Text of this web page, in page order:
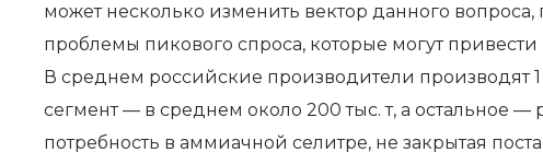
может несколько изменить вектор данного
проблемы пикового спроса, которые могут
В среднем российские производители производят
сегмент — в среднем около 200 тыс. т, а остальное
потребность в аммиачной селитре, не закрытая